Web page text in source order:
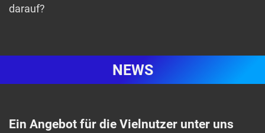
darauf?
NEWS
Ein Angebot für die Vielnutzer unter uns